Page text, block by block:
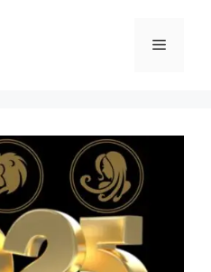
Meniu